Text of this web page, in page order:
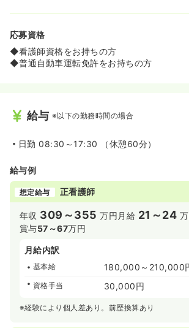
応募資格
◆看護師資格をお持ちの方
◆普通自動車運転免許をお持ちの方
給与 ※以下の勤務時間の場合
日勤 08:30～17:30 （休憩60分）
給与例
想定給与 正看護師
年収 309～355 万円 月給 21～24
賞与57～67万円
月給内訳
基本給 180,000～210,000
資格手当 30,000円
※経験により個人差あり。前歴換算あり